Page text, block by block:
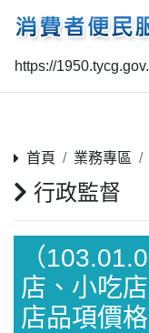
https://
首頁 業務專區
行政監督
（
店、小吃
店品項價